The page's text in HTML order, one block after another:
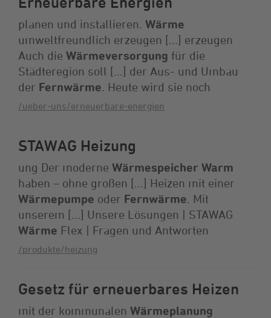
planen und installieren. Wärme
umweltfreundlich erzeugen [...] erzeugen
Auch die Wärmeversorgung für die
Städteregion soll [...] der Aus- und Umbau
der Fernwärme. Heute wird sie noch
/ueber-uns/erneuerbare-energien
STAWAG Heizung
ung Der moderne Wärmespeicher Warm
haben – ohne großen [...] Heizen mit einer
Wärmepumpe oder Fernwärme. Mit
unserem [...] Unsere Lösungen | STAWAG
Wärme Flex | Fragen und Antworten
/produkte/heizung
Gesetz für erneuerbares Heizen
mit der kommunalen Wärmeplanung